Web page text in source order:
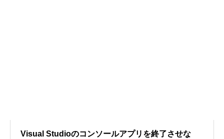
Visual Studioのコンソールアプリを終了させな